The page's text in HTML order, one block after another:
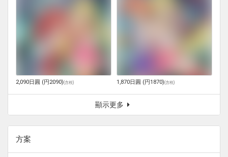
2,090日圓 (円2090)(含稅) 1,870日圓 (円1870)(含稅)
顯示更多
方案